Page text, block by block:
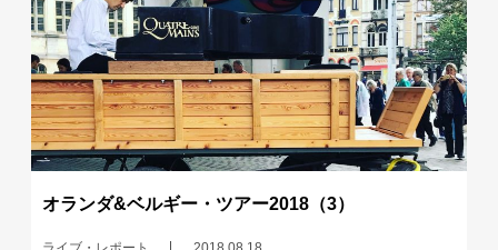
オランダ&ベルギー・ツアー2018（3）